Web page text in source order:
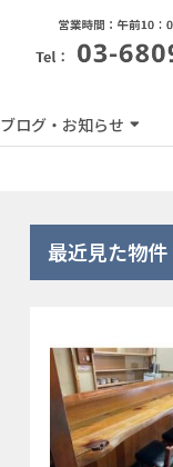
ブログ・お知らせ
最近見た物件